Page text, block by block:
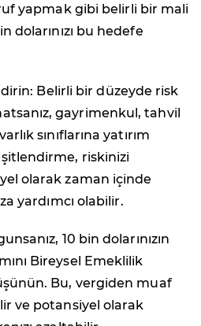
yapmak gibi belirli bir mali
dolarınızı bu hedefe
Belirli bir düzeyde risk
gayrimenkul, tahvil
sınıflarına yatırım
riskinizi
olarak zaman içinde
yardımcı olabilir.
10 bin dolarınızın
Bireysel Emeklilik
Bu, vergiden muaf
ve potansiyel olarak